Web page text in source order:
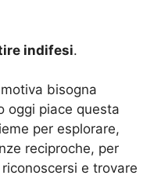
indifesi.
bisogna
oggi piace questa
per esplorare,
reciproche, per
e trovare